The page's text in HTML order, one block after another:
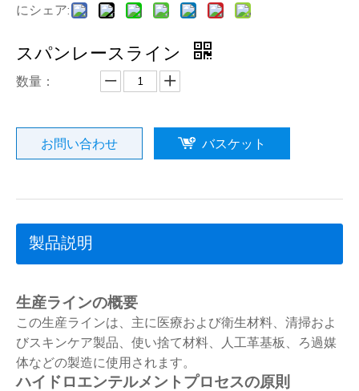
にシェア:
スパンレースライン
数量：
お問い合わせ バスケット
製品説明
生産ラインの概要
この生産ラインは、主に医療および衛生材料、清掃およ
びスキンケア製品、使い捨て材料、人工革基板、ろ過媒
体などの製造に使用されます。
ハイドロエンテルメントプロセスの原則